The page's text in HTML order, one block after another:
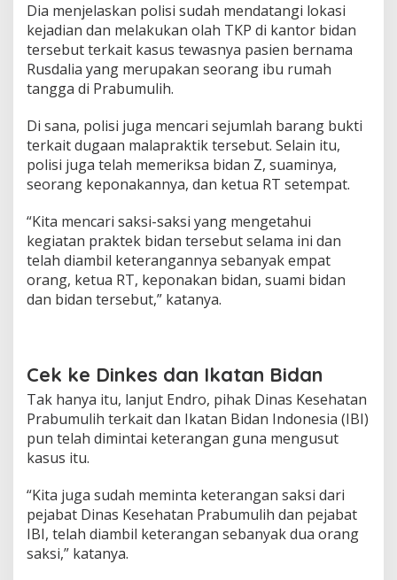
n
d
i
P
a
u
m
u
i
S
e
b
a
b
k
a
s
i
e
n
M
i
n
g
g
Dia menjelaskan polisi sudah mendatangi lokasi
kejadian dan melakukan olah TKP di kantor bidan
tersebut terkait kasus tewasnya pasien bernama
Rusdalia yang merupakan seorang ibu rumah
tangga di Prabumulih.
Di sana, polisi juga mencari sejumlah barang bukti
terkait dugaan malapraktik tersebut. Selain itu,
polisi juga telah memeriksa bidan Z, suaminya,
seorang keponakannya, dan ketua RT setempat.
“Kita mencari saksi-saksi yang mengetahui
kegiatan praktek bidan tersebut selama ini dan
telah diambil keterangannya sebanyak empat
orang, ketua RT, keponakan bidan, suami bidan
dan bidan tersebut,” katanya.
Cek ke Dinkes dan Ikatan Bidan
Tak hanya itu, lanjut Endro, pihak Dinas Kesehatan
Prabumulih terkait dan Ikatan Bidan Indonesia (IBI)
pun telah dimintai keterangan guna mengusut
kasus itu.
“Kita juga sudah meminta keterangan saksi dari
pejabat Dinas Kesehatan Prabumulih dan pejabat
IBI, telah diambil keterangan sebanyak dua orang
saksi,” katanya.